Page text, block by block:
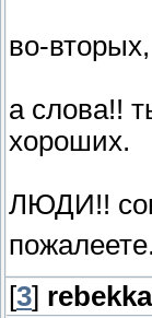
во-
а слова!!
хороших.
ЛЮДИ!!
[3] rebekka